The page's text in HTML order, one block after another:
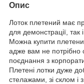
Опис
Лоток плетений має
для демонстрації, так
Можна купити
адже вам не потрібно
поєднання з
Плетені лотки дуже
стелажами, зі склом і